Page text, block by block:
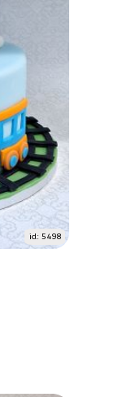
id: 5498